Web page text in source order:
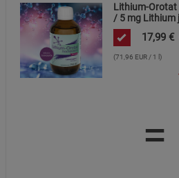
Lithium-Orotat
/ 5 mg Lithium
17,99 €
(71,96 EUR / 1 l)
=